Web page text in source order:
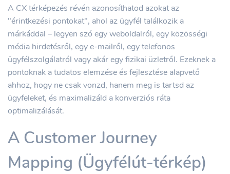
A CX térképezés révén azonosíthatod azokat az
"érintkezési pontokat", ahol az ügyfél találkozik a
márkáddal – legyen szó egy weboldalról, egy közösségi
média hirdetésről, egy e-mailről, egy telefonos
ügyfélszolgálatról vagy akár egy fizikai üzletről. Ezeknek a
pontoknak a tudatos elemzése és fejlesztése alapvető
ahhoz, hogy ne csak vonzd, hanem meg is tartsd az
ügyfeleket, és maximalizáld a konverziós ráta
optimalizálását.
A Customer Journey
Mapping (Ügyfélút-térkép)